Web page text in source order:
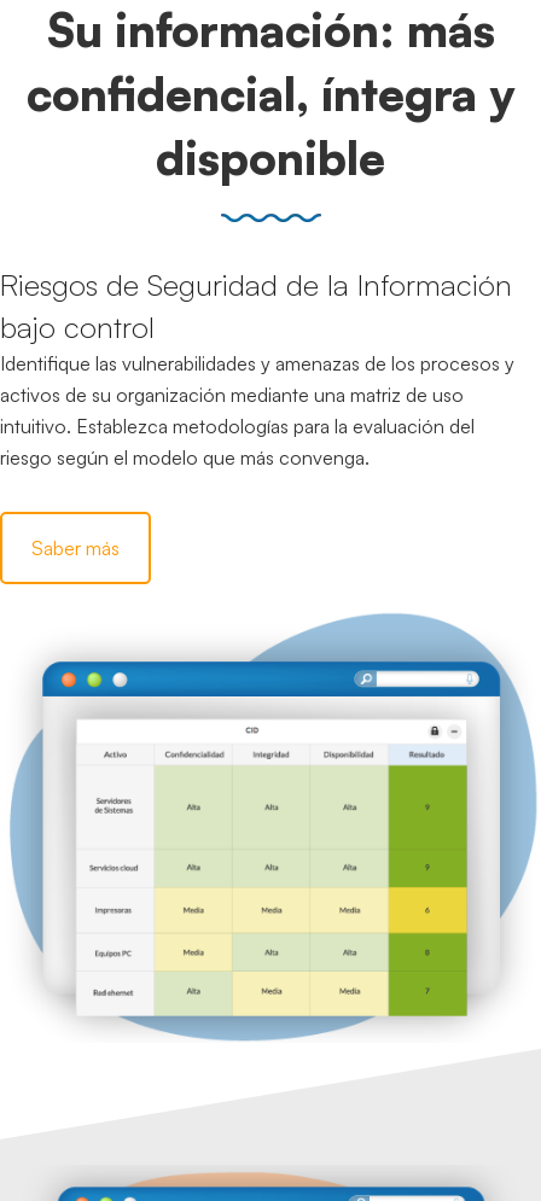
Su información: más
confidencial, íntegra y
disponible
Riesgos de Seguridad de la Información
bajo control
Identifique las vulnerabilidades y amenazas de los procesos y
activos de su organización mediante una matriz de uso
intuitivo. Establezca metodologías para la evaluación del
riesgo según el modelo que más convenga.
Saber más